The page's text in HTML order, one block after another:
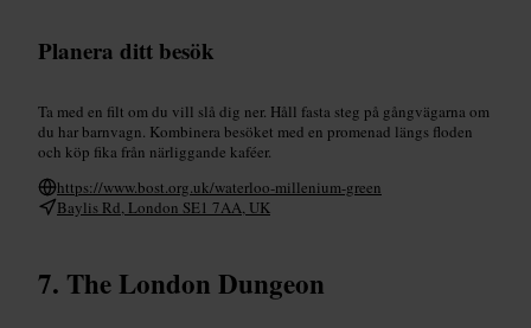
Planera ditt besök
Ta med en filt om du vill slå dig ner. Håll fasta steg på gångvägarna om
du har barnvagn. Kombinera besöket med en promenad längs floden
och köp fika från närliggande kaféer.
https://www.bost.org.uk/waterloo-millenium-green
Baylis Rd, London SE1 7AA, UK
The London Dungeon